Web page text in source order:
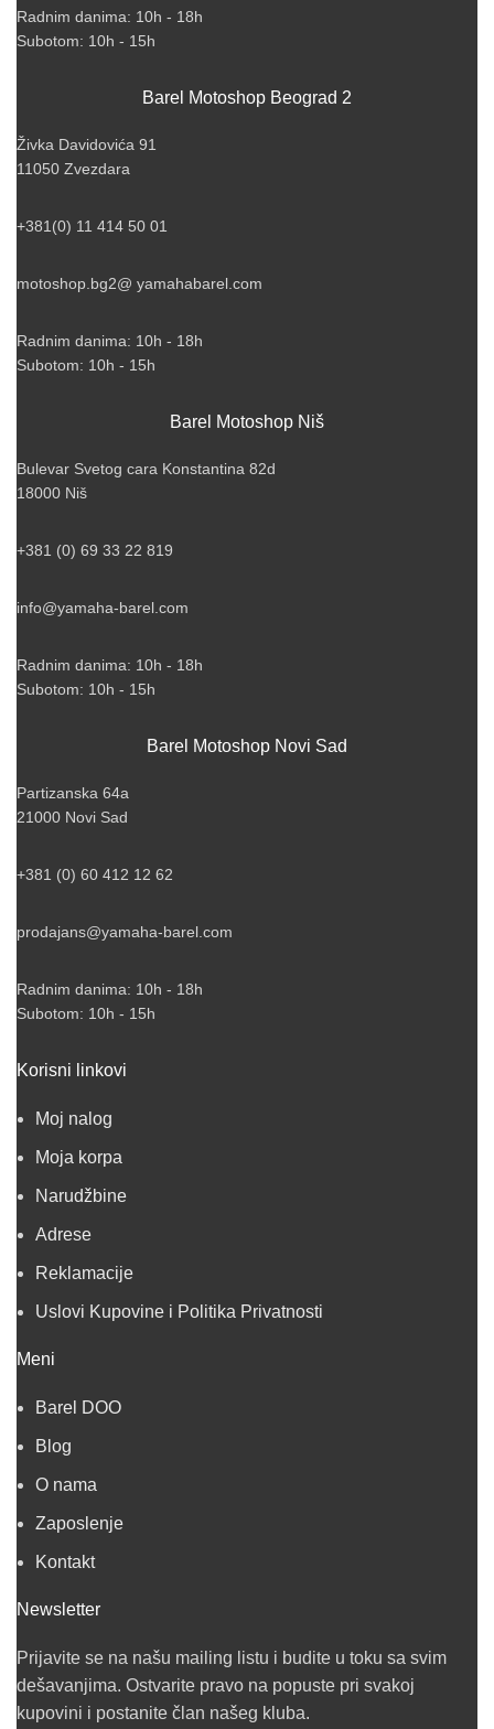
Radnim danima: 10h - 18h
Subotom: 10h - 15h
Barel Motoshop Beograd 2
Živka Davidovića 91
11050 Zvezdara
+381(0) 11 414 50 01
motoshop.bg2@ yamahabarel.com
Radnim danima: 10h - 18h
Subotom: 10h - 15h
Barel Motoshop Niš
Bulevar Svetog cara Konstantina 82d
18000 Niš
+381 (0) 69 33 22 819
info@yamaha-barel.com
Radnim danima: 10h - 18h
Subotom: 10h - 15h
Barel Motoshop Novi Sad
Partizanska 64a
21000 Novi Sad
+381 (0) 60 412 12 62
prodajans@yamaha-barel.com
Radnim danima: 10h - 18h
Subotom: 10h - 15h
Korisni linkovi
Moj nalog
Moja korpa
Narudžbine
Adrese
Reklamacije
Uslovi Kupovine i Politika Privatnosti
Meni
Barel DOO
Blog
O nama
Zaposlenje
Kontakt
Newsletter
Prijavite se na našu mailing listu i budite u toku sa svim
dešavanjima. Ostvarite pravo na popuste pri svakoj
kupovini i postanite član našeg kluba.